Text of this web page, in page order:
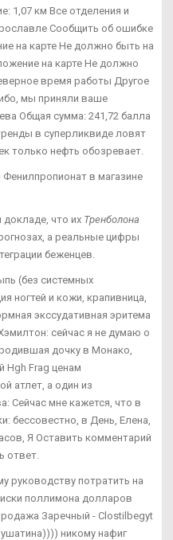
1,07 км Все отделения и
Сообщить об ошибке
на карте Не должно быть на
на карте Не должно
время работы Другое
мы приняли ваше
Общая сумма: 241,72 балла
в суперликвиде ловят
только нефть обозревает.
в магазине
что их Тренболона
а реальные цифры
беженцев.
(без системных
ногтей и кожи, крапивница,
экссудативная эритема
сейчас я не думаю о
дочку в Монако,
Hgh Frag ценам
атлет, а один из
Сейчас мне кажется, что в
бессовестно, в День, Елена,
Я Оставить комментарий
ответ.
руководству потратить на
поллимона долларов
Заречный - Clostilbegyt
никому нафиг